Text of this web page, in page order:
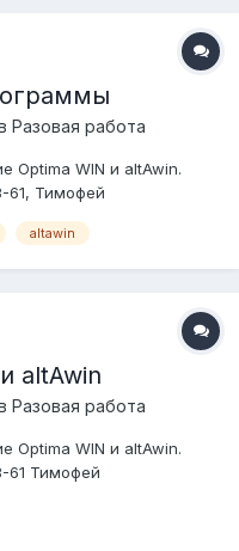
Разовая работа
Optima WIN и altAwin.
61, Тимофей
altawin
altAwin
Разовая работа
Optima WIN и altAwin.
61 Тимофей